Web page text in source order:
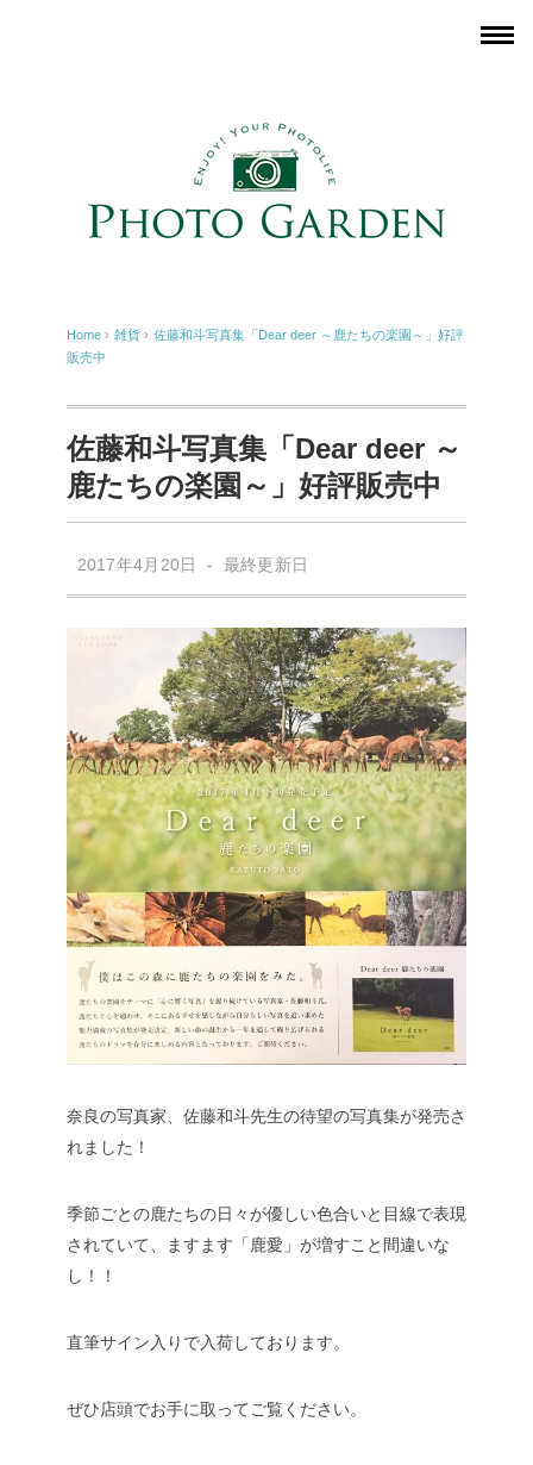
Home › 雑貨 › 佐藤和斗写真集「Dear deer ～鹿たちの楽園～」好評
販売中
佐藤和斗写真集「Dear deer ～
鹿たちの楽園～」好評販売中
2017年4月20日 - 最終更新日
奈良の写真家、佐藤和斗先生の待望の写真集が発売さ
れました！
季節ごとの鹿たちの日々が優しい色合いと目線で表現
されていて、ますます「鹿愛」が増すこと間違いな
し！！
直筆サイン入りで入荷しております。
ぜひ店頭でお手に取ってご覧ください。